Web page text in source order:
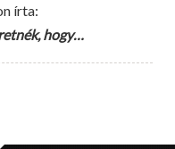
írta:
hogy…